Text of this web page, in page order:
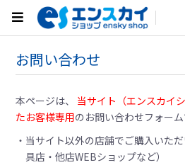
お問い合わせ
本ページは、 当サイト（エンスカイ
たお客様専用のお問い合わせフォーム
当サイト以外の店舗でご購入いた
具店・他店WEBショップなど）